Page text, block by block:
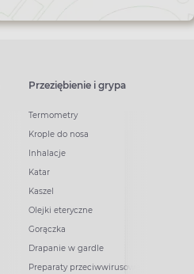
Przeziębienie i grypa
Termometry
Krople do nosa
Inhalacje
Katar
Kaszel
Olejki eteryczne
Gorączka
Drapanie w gardle
Preparaty przeciwwirusowe